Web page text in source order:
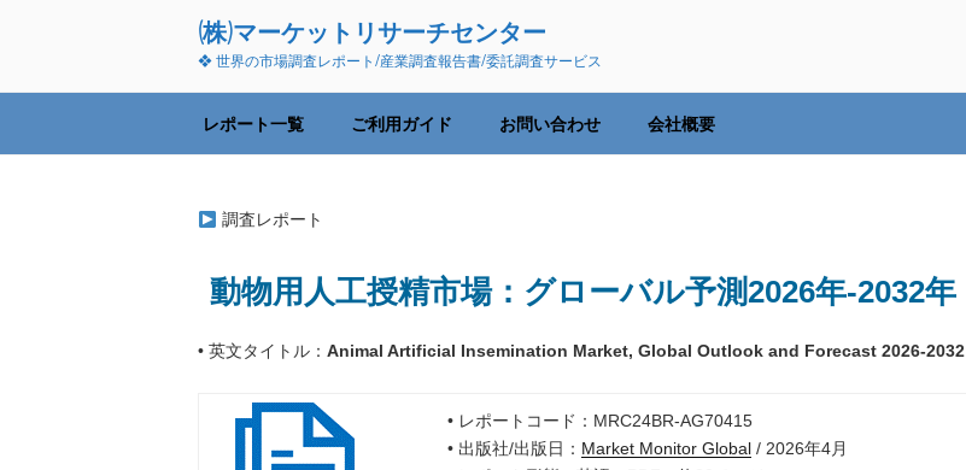
ン
へ
(株)マーケットリサーチセンター
❖ 世界の市場調査レポート/産業調査報告書/委託調査サービス
レポート一覧 ご利用ガイド お問い合わせ 会社概要
調査レポート
動物用人工授精市場：グローバル予測2026年-2032年
• 英文タイトル： Animal Artificial Insemination Market, Global Outlook and Forecast 2026-2032
• レポートコード：MRC24BR-AG70415
• 出版社/出版日： Market Monitor Global/ 2026年4月